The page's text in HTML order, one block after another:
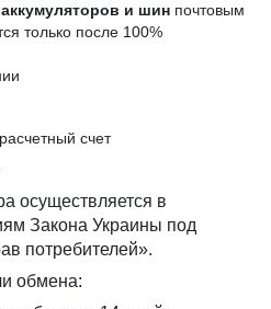
и шин почтовым
только после 100%
счет
осуществляется в
Закона Украины под
потребителей».
обмена: